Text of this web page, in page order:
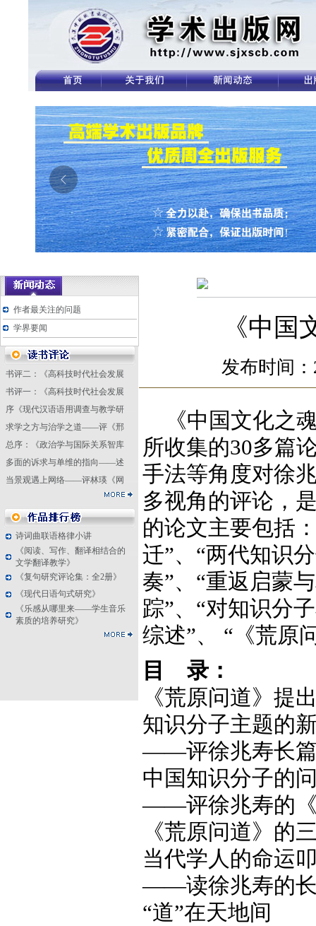
作者最关注的问题
学界要闻
书评二：《高科技时代社会发展
书评一：《高科技时代社会发展
序《现代汉语语用调查与教学研
求学之方与治学之道——评《邢
总序：《政治学与国际关系智库
多面的诉求与单维的指向——述
当景观遇上网络——评林瑛《网
诗词曲联语格律小讲
《阅读、写作、翻译相结合的
文学翻译教学》
《复句研究评论集：全2册》
《现代日语句式研究》
《乐感从哪里来——学生音乐
素质的培养研究》
《中
发布时间
《中国文化之
所收集的30多篇
手法等角度对徐
多视角的评论，
的论文主要包括
迁”、“两代知识
奏”、“重返启蒙
踪”、“对知识分
综述”、 “《荒原
目 录：
《荒原问道》提
知识分子主题的
——评徐兆寿长
中国知识分子的
——评徐兆寿的《
《荒原问道》的
当代学人的命运
——读徐兆寿的
“道”在天地间